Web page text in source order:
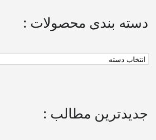
دسته بندی محصولات :
جدیدترین مطالب :